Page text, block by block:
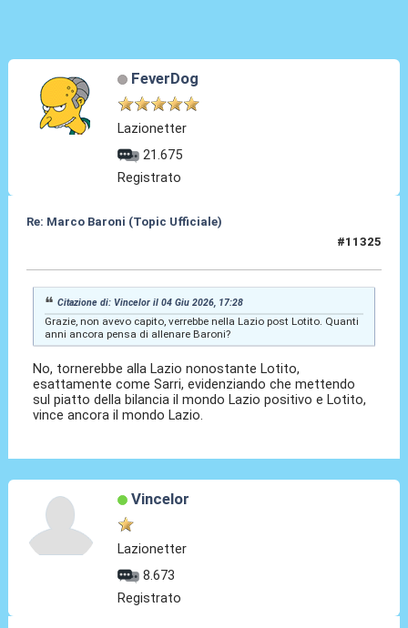
FeverDog
Lazionetter
21.675
Registrato
Re: Marco Baroni (Topic Ufficiale)
#11325
Citazione di: Vincelor il 04 Giu 2026, 17:28
Grazie, non avevo capito, verrebbe nella Lazio post Lotito. Quanti
anni ancora pensa di allenare Baroni?
No, tornerebbe alla Lazio nonostante Lotito,
esattamente come Sarri, evidenziando che mettendo
sul piatto della bilancia il mondo Lazio positivo e Lotito,
vince ancora il mondo Lazio.
Vincelor
Lazionetter
8.673
Registrato